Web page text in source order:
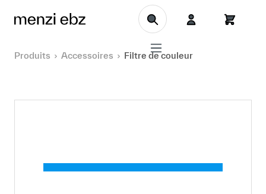
Aller au contenu principal
Produits Accessoires Filtre de couleur